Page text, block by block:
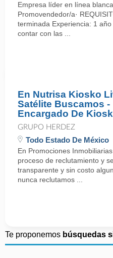
Empresa líder en línea
Promovendedor/a·
terminada Experiencia: 1
contar con las ...
En Nutrisa Kiosko
Satélite Buscamos -
Encargado De
GRUPO HERDEZ
Todo Estado De México
En Promociones
proceso de reclutamiento y
transparente y sin costo
nunca reclutamos ...
Te proponemos búsquedas